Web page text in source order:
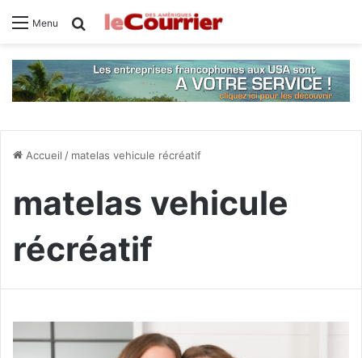
Menu Rechercher
Accueil / matelas vehicule récréatif
matelas vehicule
récréatif